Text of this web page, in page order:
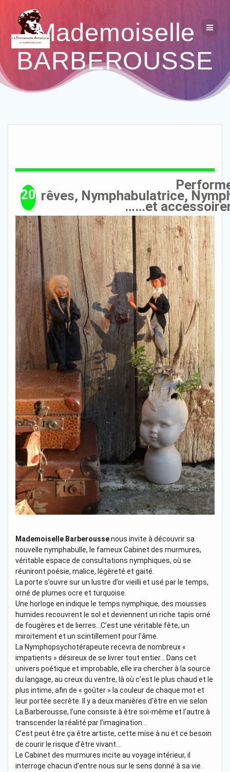
Mademoiselle
BARBEROUSSE
20 rêves, Nymphabulatrice,
……et
Mademoiselle Barberoussenous invite à découvrir sa
nouvelle nymphabulle, le fameux Cabinet des murmures,
véritable espace de consultations nymphiques, où se
réuniront poésie, malice, légèreté et gaité.
La porte s’ouvre sur un lustre d’or vieilli et usé par le temps,
orné de plumes ocre et turquoise.
Une horloge en indique le temps nymphique, des mousses
humides recouvrent le sol et deviennent un riche tapis orné
de fougères et de lierres…C’est une véritable fête, un
miroitement et un scintillement pour l’âme.
La Nymphopsychotérapeute recevra de nombreux «
impatients » désireux de se livrer tout entier… Dans cet
univers poétique et improbable, elle ira chercher à la source
du langage, au creux du ventre, là où c’est le plus chaud et le
plus intime, afin de « goûter » la couleur de chaque mot et
leur portée secrète. Il y a deux manières d’être en vie selon
La Barberousse, l’une consiste à être soi-même et l’autre à
transcender la réalité par l’imagination…
C’est peut être ça être artiste, cette mise à nu et ce besoin
de courir le risque d’être vivant…
Le Cabinet des murmures incite au voyage intérieur, il
interroge chacun d’entre nous sur le sens donné à sa vie.